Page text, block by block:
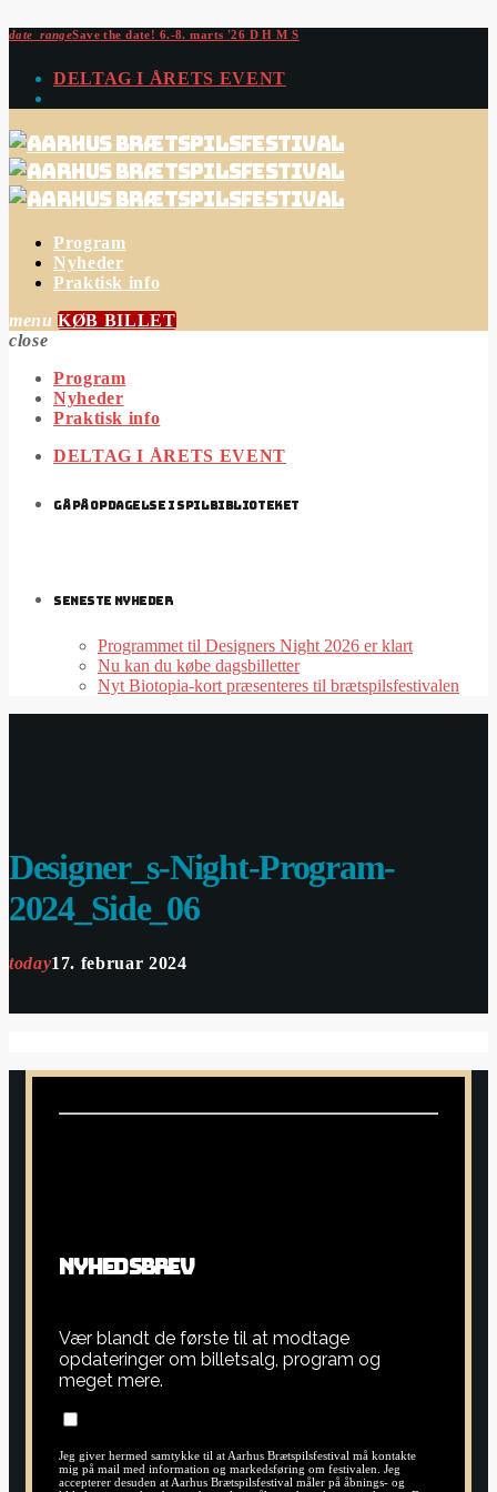
date_rangeSave the date! 6.-8. marts '26 D H M S
DELTAG I ÅRETS EVENT
Program
Nyheder
Praktisk info
menu KØB BILLET
close
Program
Nyheder
Praktisk info
DELTAG I ÅRETS EVENT
GÅ PÅ OPDAGELSE I SPILBIBLIOTEKET
SENESTE NYHEDER
Programmet til Designers Night 2026 er klart
Nu kan du købe dagsbilletter
Nyt Biotopia-kort præsenteres til brætspilsfestivalen
Designer_s-Night-Program-
2024_Side_06
today17. februar 2024
NYHEDSBREV
Vær blandt de første til at modtage
opdateringer om billetsalg, program og
meget mere.
Jeg giver hermed samtykke til at Aarhus Brætspilsfestival må kontakte
mig på mail med information og markedsføring om festivalen. Jeg
accepterer desuden at Aarhus Brætspilsfestival måler på åbnings- og